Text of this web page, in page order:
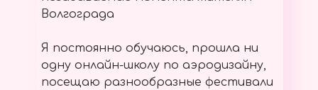
Волгограда
Я постоянно обучаюсь, прошла ни
одну онлайн-школу по аэродизайну,
посещаю разнообразные фестивали